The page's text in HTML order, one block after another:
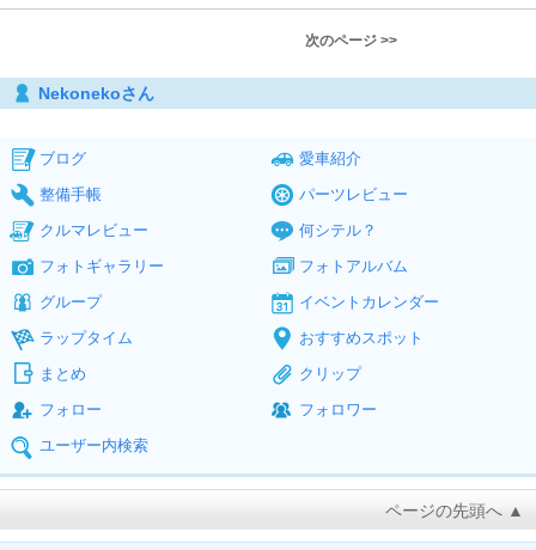
次のページ >>
Nekonekoさん
ブログ
愛車紹介
整備手帳
パーツレビュー
クルマレビュー
何シテル？
フォトギャラリー
フォトアルバム
グループ
イベントカレンダー
ラップタイム
おすすめスポット
まとめ
クリップ
フォロー
フォロワー
ユーザー内検索
ページの先頭へ ▲